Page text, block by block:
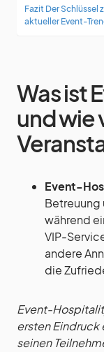
Fazit Der
aktueller Event-
Was ist
und wie
Event-
Betreuung
während
VIP-
andere
die
Event-
ersten Eindruck
seinen